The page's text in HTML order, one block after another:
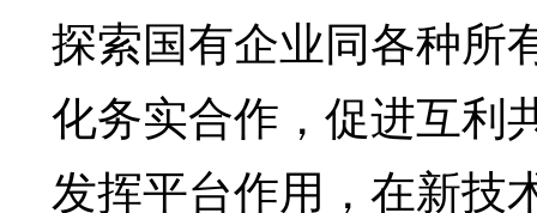
探索国有企业同各种所
化务实合作，促进互利
发挥平台作用，在新技